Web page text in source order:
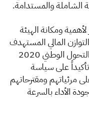
ومكانة الهيئة
المالي المستهدف
بحلول عام 2020 وفق أهداف برنامج التحول الوطني 2020
على سياسة
مرئياتهم ومقترحاتهم
الأداء بالسرعة